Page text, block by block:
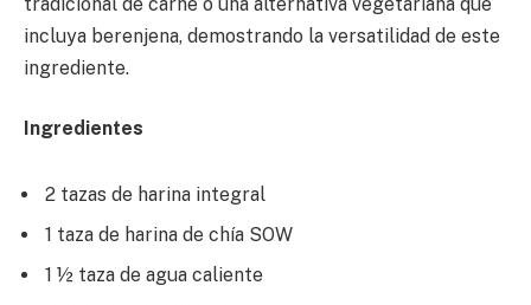
incluya berenjena, demostrando la versatilidad de este
ingrediente.
Ingredientes
2 tazas de harina integral
1 taza de harina de chía SOW
1 ½ taza de agua caliente